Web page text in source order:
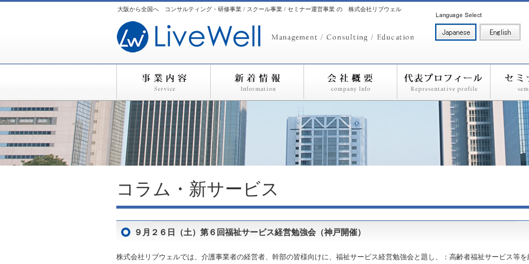
大阪から全国へ コンサルティング・研修事業 / スクール事業 / セミナー運営事業 の 株式会社リブウェル
コラム・新サービス
９月２６日（土）第６回福祉サービス経営勉強会（神戸開催）
株式会社リブウェルでは、介護事業者の経営者、幹部の皆様向けに、福祉サービス経営勉強会と題し、：高齢者福祉サービス等を